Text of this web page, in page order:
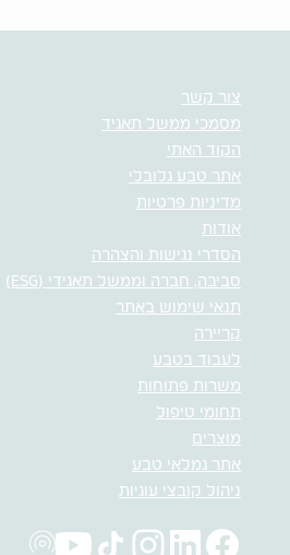
צור קשר
מסמכי ממשל תאגיד
הקוד האתי
אתר טבע גלובלי
מדיניות פרטיות
אודות
הסדרי נגישות והצהרה
סביבה, חברה וממשל תאגידי (ESG)
תנאי שימוש באתר
קריירה
לעבוד בטבע
משרות פתוחות
תחומי טיפול
מוצרים
אתר גמלאי טבע
ניהול קובצי עוגיות